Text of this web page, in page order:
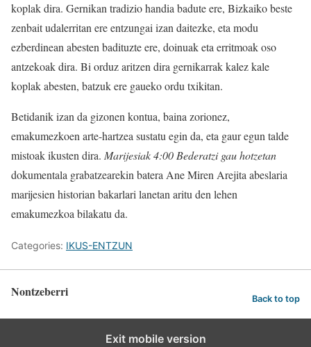
koplak dira. Gernikan tradizio handia badute ere, Bizkaiko beste
zenbait udalerritan ere entzungai izan daitezke, eta modu
ezberdinean abesten badituzte ere, doinuak eta erritmoak oso
antzekoak dira. Bi orduz aritzen dira gernikarrak kalez kale
koplak abesten, batzuk ere gaueko ordu txikitan.
Betidanik izan da gizonen kontua, baina zorionez,
emakumezkoen arte-hartzea sustatu egin da, eta gaur egun talde
mistoak ikusten dira. Marijesiak 4:00 Bederatzi gau hotzetan
dokumentala grabatzearekin batera Ane Miren Arejita abeslaria
marijesien historian bakarlari lanetan aritu den lehen
emakumezkoa bilakatu da.
Categories: IKUS-ENTZUN
Nontzeberri Back to top
Exit mobile version